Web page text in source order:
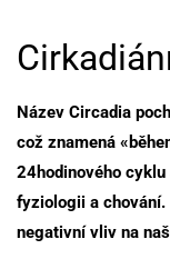
Název Circadia
což znamená
24hodinového
fyziologii a
negativní vliv na